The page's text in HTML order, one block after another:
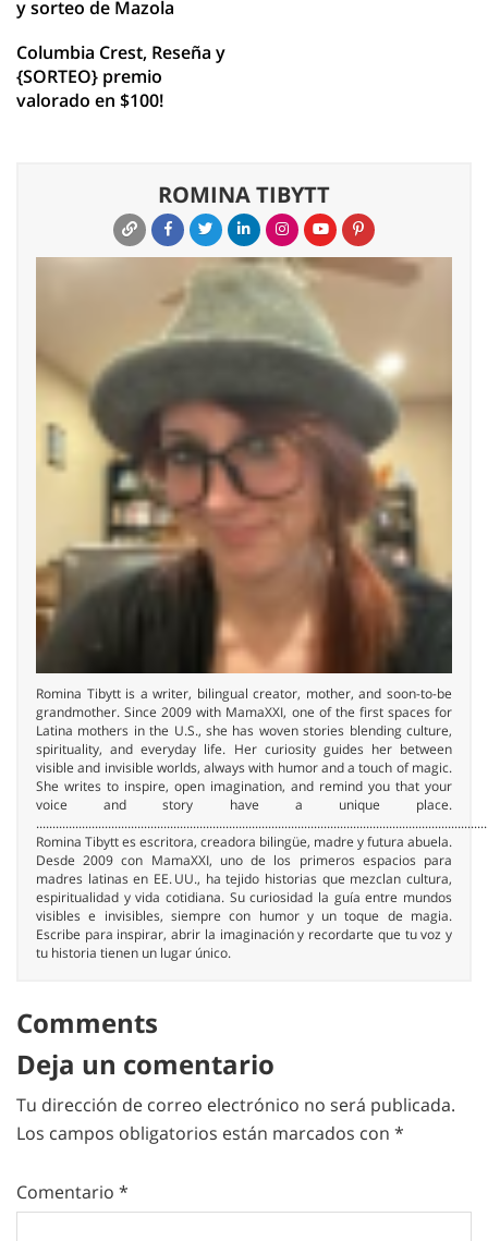
y sorteo de Mazola
Columbia Crest, Reseña y
{SORTEO} premio
valorado en $100!
ROMINA TIBYTT
Romina Tibytt is a writer, bilingual creator, mother, and soon-to-be
grandmother. Since 2009 with MamaXXI, one of the first spaces for
Latina mothers in the U.S., she has woven stories blending culture,
spirituality, and everyday life. Her curiosity guides her between
visible and invisible worlds, always with humor and a touch of magic.
She writes to inspire, open imagination, and remind you that your
voice and story have a unique place.
Romina Tibytt es escritora, creadora bilingüe, madre y futura abuela.
Desde 2009 con MamaXXI, uno de los primeros espacios para
madres latinas en EE. UU., ha tejido historias que mezclan cultura,
espiritualidad y vida cotidiana. Su curiosidad la guía entre mundos
visibles e invisibles, siempre con humor y un toque de magia.
Escribe para inspirar, abrir la imaginación y recordarte que tu voz y
tu historia tienen un lugar único.
Comments
Deja un comentario
Tu dirección de correo electrónico no será publicada.
Los campos obligatorios están marcados con *
Comentario *